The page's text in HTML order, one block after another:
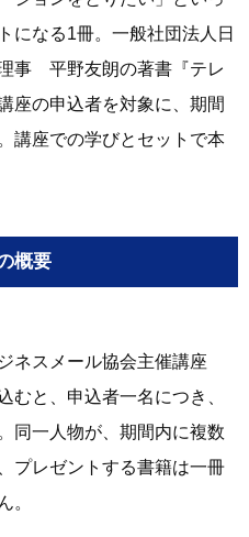
になる1冊。一般社団法人日
事 平野友朗の著書『テレ
座の申込者を対象に、期間
講座での学びとセットで本
概要
ネスメール協会主催講座
むと、申込者一名につき、
同一人物が、期間内に複数
プレゼントする書籍は一冊
。